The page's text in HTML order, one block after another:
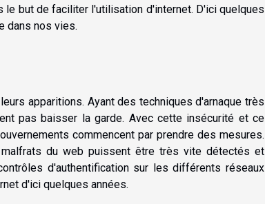
but de faciliter l'utilisation d'internet. D'ici quelques
dans nos vies.
apparitions. Ayant des techniques d'arnaque très
pas baisser la garde. Avec cette insécurité et ce
commencent par prendre des mesures.
du web puissent être très vite détectés et
d'authentification sur les différents réseaux
d'ici quelques années.